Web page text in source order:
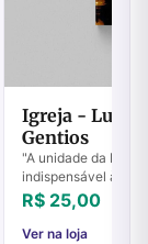
Igreja - Lugar
Gentios
"A unidade da
indispensável à
completa sem que
cristãos gentios e
...
R$ 25,00
Ver na loja